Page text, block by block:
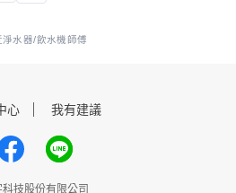
淨水器/飲水機師傅
心 我有建議
科技股份有限公司